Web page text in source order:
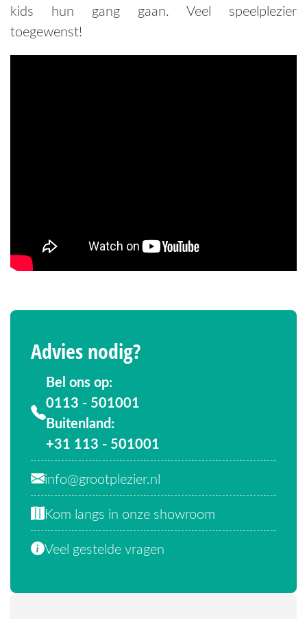
Advies nodig?
Bel ons op:
0113 - 501001
Buitenland:
+31 113 - 501001
info@grootplezier.nl
Kom langs in onze showroom
Veel gestelde vragen
kids hun gang gaan. Veel speelplezier
toegewenst!